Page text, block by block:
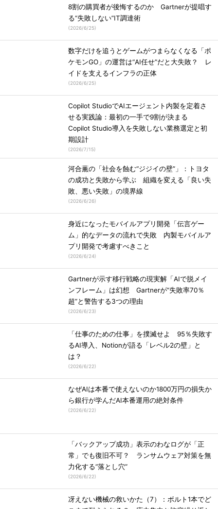
8割の購買者が後悔するのか Gartnerが提唱す
る“失敗しない”IT調達術
(2026/6/25)
数字だけを追うとゲームがつまらなくなる「ポ
ケモンGO」の運営は“AI任せ”だと大失敗？ レ
イドを支えるインフラの正体
(2026/6/25)
Copilot StudioでAIエージェント内製を定着さ
せる実践論：最初の一手で9割が決まる
Copilot Studio導入を失敗しない業務選定と初
期設計
(2026/7/15)
河合薫の「社会を蝕む“ジジイの壁”」：トヨタ
の成功と失敗から学ぶ 組織を変える「良い失
敗、悪い失敗」の境界線
(2026/6/26)
身近になったモバイルアプリ開発「伝言ゲー
ム」的なデータの流れで失敗 内製モバイルア
プリ開発で考慮すべきこと
(2026/6/24)
Gartnerが示す移行戦略の現実解「AIで脱メイ
ンフレーム」は幻想 Gartnerが“失敗率70％
超”と警告する3つの理由
(2026/6/23)
「仕事のための仕事」を撲滅せよ 95％失敗す
るAI導入、Notionが語る「レベル2の壁」と
は？
(2026/6/22)
なぜAIは本番で使えないのか1800万円の損失か
ら銀行が学んだAI本番運用の絶対条件
(2026/6/22)
「バックアップ成功」表示のわなログが「正
常」でも復旧不可？ ランサムウェア対策を無
力化する“落とし穴”
(2026/6/22)
冴えない機械の救いかた（7）：ボルト1本でど